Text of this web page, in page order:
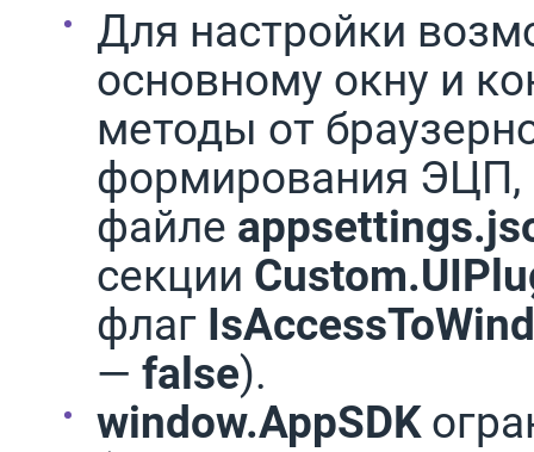
Для настройки
основному окну и
методы от
формирования ЭЦП,
файле
секции
флаг
— false).
window.AppSDK